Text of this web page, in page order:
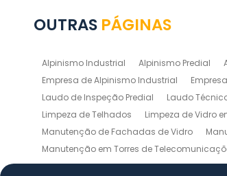
OUTRAS PÁGINAS
Alpinismo Industrial Alpinismo Predial
Empresa de Alpinismo Industrial
Laudo de Inspeção Predial
Laudo
Limpeza de Telhados
Limpeza de Vidro
Manutenção de Fachadas de Vidro
Manutenção em Torres de
Pintura Industrial de Silos
Pintura Predial